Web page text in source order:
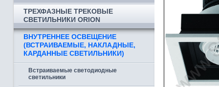
ТРЕХФАЗНЫЕ ТРЕКОВЫЕ
СВЕТИЛЬНИКИ ORION
ВНУТРЕННЕЕ ОСВЕЩЕНИЕ
(ВСТРАИВАЕМЫЕ, НАКЛАДНЫЕ,
КАРДАННЫЕ СВЕТИЛЬНИКИ)
Встраиваемые светодиодные
светильники